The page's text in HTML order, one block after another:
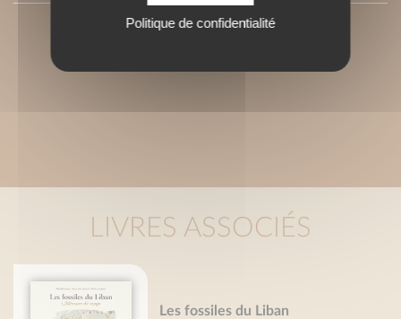
LIVRES ASSOCIÉS
Les fossiles du Liban
Politique de confidentialité